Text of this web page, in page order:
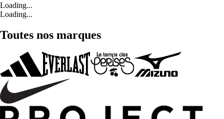
Loading...
Loading...
Toutes nos marques